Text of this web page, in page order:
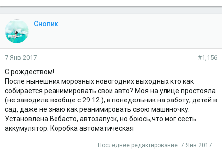
Снопик
7 Янв 2017 #1,156
С рождеством!
После нынешних морозных новогодних выходных кто как
собирается реанимировать свои авто? Моя на улице простояла
(не заводила вообще с 29.12.), в понедельник на работу, детей в
сад, даже не знаю как реанимировать свою машиночку.
Установлена Вебасто, автозапуск, но боюсь,что мог сесть
аккумулятор. Коробка автоматическая
Последнее редактирование: 7 Янв 2017